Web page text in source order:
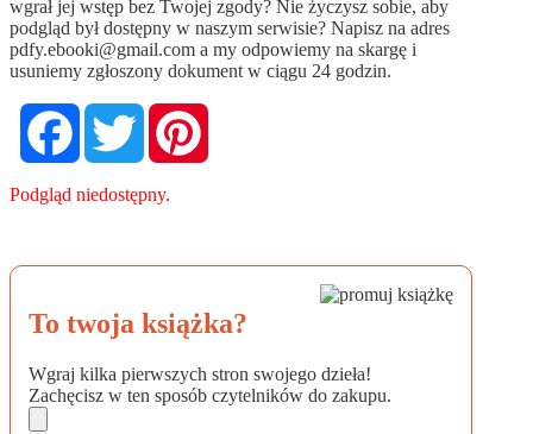
wgrał jej wstęp bez Twojej zgody? Nie życzysz sobie, aby
podgląd był dostępny w naszym serwisie? Napisz na adres
pdfy.ebooki@gmail.com a my odpowiemy na skargę i
usuniemy zgłoszony dokument w ciągu 24 godzin.
FacebookTwitter
Podgląd niedostępny.
To twoja książka?
Wgraj kilka pierwszych stron swojego dzieła!
Zachęcisz w ten sposób czytelników do zakupu.